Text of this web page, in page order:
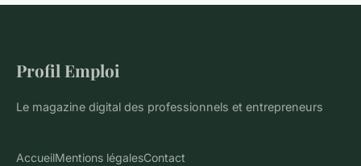
Profil Emploi
Le magazine digital des professionnels et entrepreneurs
AccueilMentions légalesContact